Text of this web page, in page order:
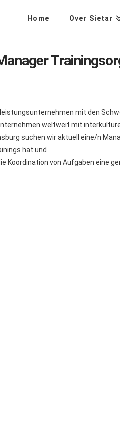
Home Over Sietar
mit den
weltweit mit
suchen wir aktuell eine/n
hat und
Koordination von Aufgaben eine